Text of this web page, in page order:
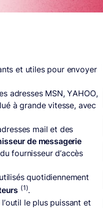
et utiles pour envoyer
adresses MSN, YAHOO,
à grande vitesse, avec
mail et des
de messagerie
fournisseur d’accès
quotidiennement
(1).
le plus puissant et